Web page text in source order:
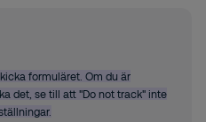
formuläret. Om du är
det, se till att "Do not track" inte